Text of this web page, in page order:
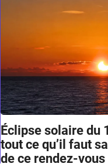
Éclipse solaire du
tout ce qu’il faut
de ce rendez-